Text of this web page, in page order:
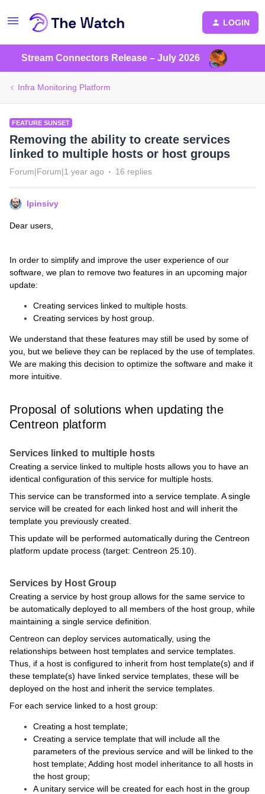
LOGIN
Stream Connectors Release – July 2026
Infra Monitoring Platform
FEATURE SUNSET
Removing the ability to create services
linked to multiple hosts or host groups
Forum|Forum|1 year ago 16 replies
lpinsivy
Dear users,
In order to simplify and improve the user experience of our
software, we plan to remove two features in an upcoming major
update:
Creating services linked to multiple hosts.
Creating services by host group.
We understand that these features may still be used by some of
you, but we believe they can be replaced by the use of templates.
We are making this decision to optimize the software and make it
more intuitive.
Proposal of solutions when updating the
Centreon platform
Services linked to multiple hosts
Creating a service linked to multiple hosts allows you to have an
identical configuration of this service for multiple hosts.
This service can be transformed into a service template. A single
service will be created for each linked host and will inherit the
template you previously created.
This update will be performed automatically during the Centreon
platform update process (target: Centreon 25.10).
Services by Host Group
Creating a service by host group allows for the same service to
be automatically deployed to all members of the host group, while
maintaining a single service definition.
Centreon can deploy services automatically, using the
relationships between host templates and service templates.
Thus, if a host is configured to inherit from host template(s) and if
these template(s) have linked service templates, these will be
deployed on the host and inherit the service templates.
For each service linked to a host group:
Creating a host template;
Creating a service template that will include all the
parameters of the previous service and will be linked to the
host template; Adding host model inheritance to all hosts in
the host group;
A unitary service will be created for each host in the group